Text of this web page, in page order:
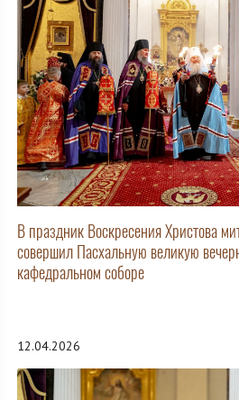
В праздник Воскресения Христова
совершил Пасхальную великую
кафедральном соборе
12.04.2026